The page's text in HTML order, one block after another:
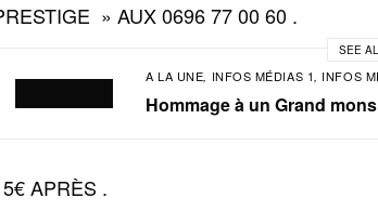
» AUX 0696 77 00 60 .
SEE
A LA UNE, INFOS MÉDIAS 1, INFOS
Hommage à un Grand
APRÈS .